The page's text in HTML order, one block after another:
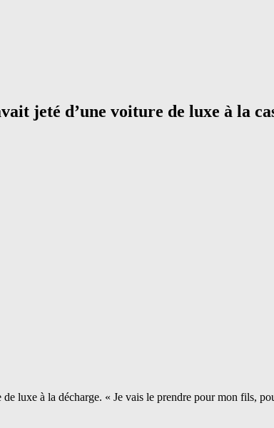
jeté d’une voiture de luxe à la
luxe à la décharge. « Je vais le prendre pour mon fils,